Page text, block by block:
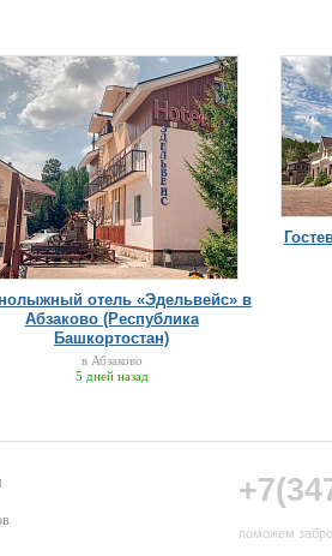
отель «Эдельвейс» в
Абзаково (Республика
Башкортостан)
в Абзаково
5 дней назад
поможем